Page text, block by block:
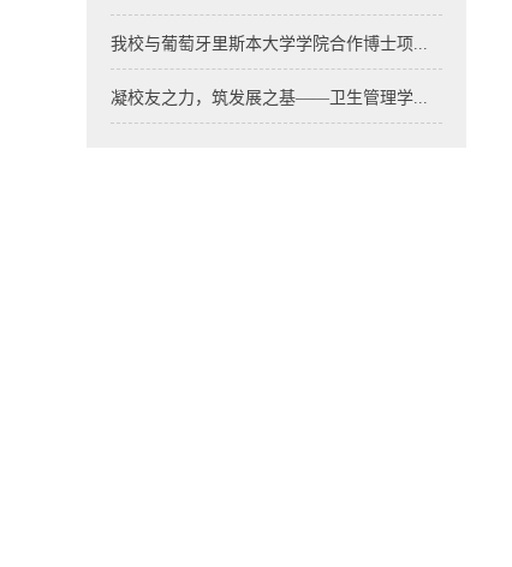
我校与葡萄牙里斯本大学学院合作博士项...
凝校友之力，筑发展之基——卫生管理学...